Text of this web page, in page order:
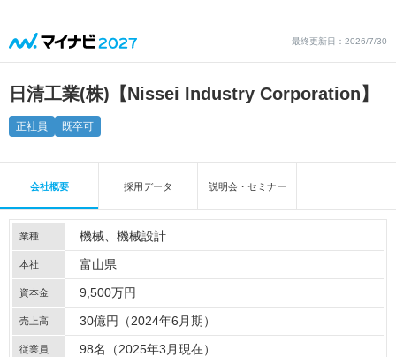
最終更新日：2026/7/30
日清工業(株)【Nissei Industry Corporation】
正社員 既卒可
会社概要 採用データ 説明会・セミナー
業種 機械 機械設計
本社 富山県
資本金 9,500万円
売上高 30億円（2024年6月期）
従業員 98名（2025年3月現在）